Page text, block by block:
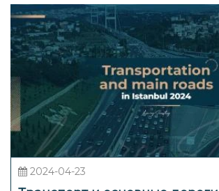
2024-04-23